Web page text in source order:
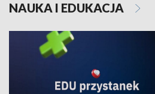
NAUKA I EDUKACJA